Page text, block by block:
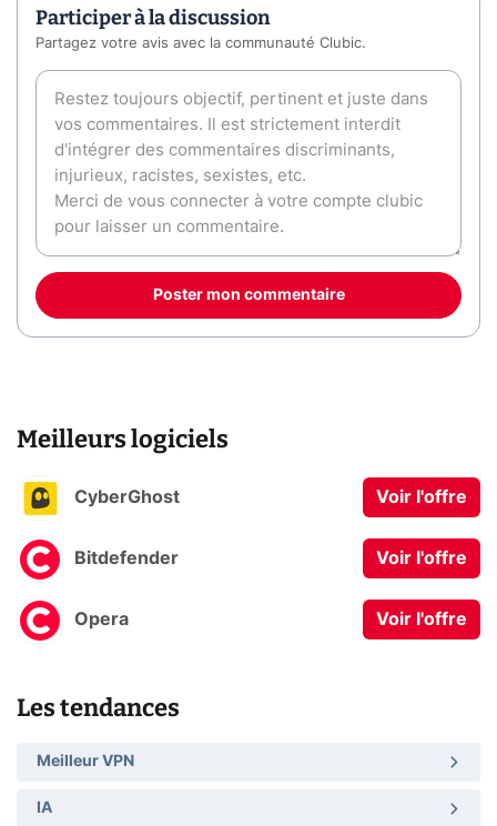
Participer à la discussion
Partagez votre avis avec la communauté Clubic.
Poster mon commentaire
Meilleurs logiciels
CyberGhost Voir l'offre
Bitdefender Voir l'offre
Opera Voir l'offre
Les tendances
Meilleur VPN
IA